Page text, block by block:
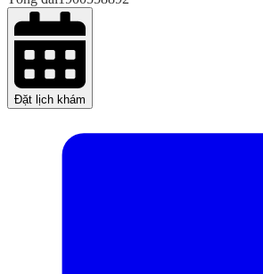
Đặt lịch khám